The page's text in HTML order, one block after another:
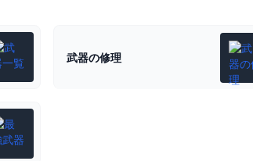
武器の修理